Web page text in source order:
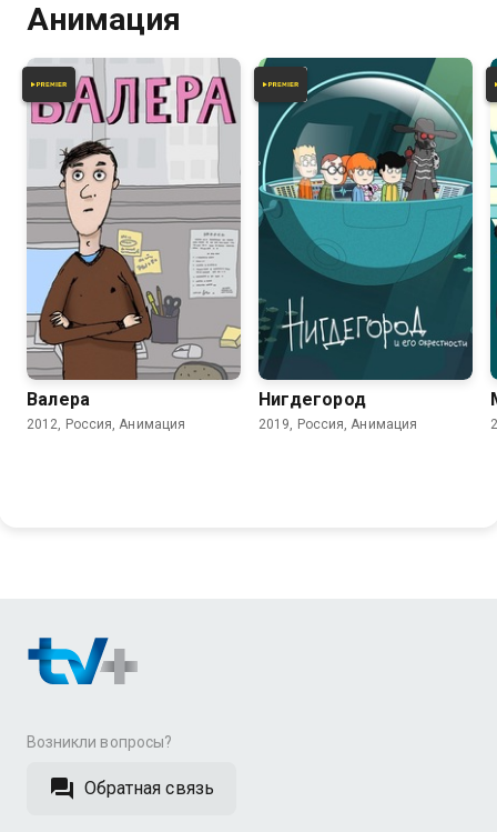
Анимация
5.8
Валера
2012, Россия, Анимация
7.7
Нигдегород
2019, Россия, Анимация
Возникли вопросы?
Обратная связь